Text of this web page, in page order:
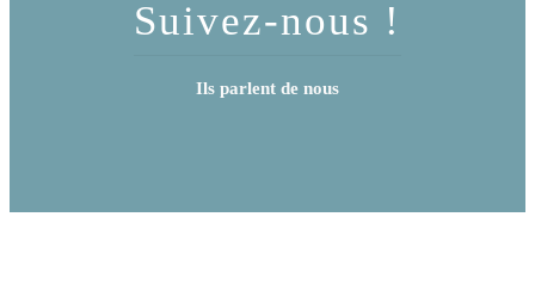
Suivez-nous !
Ils parlent de nous